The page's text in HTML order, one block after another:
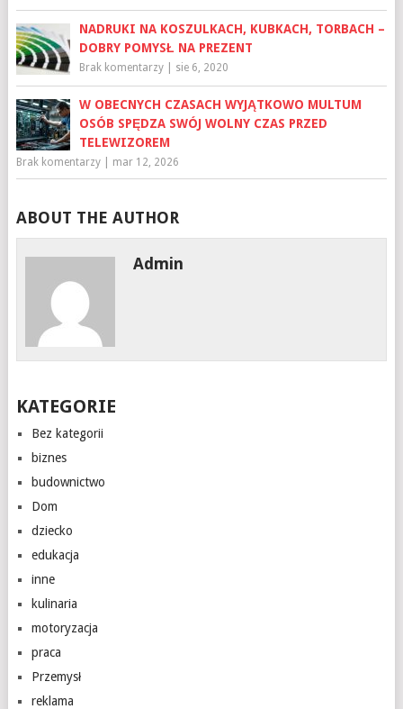
NADRUKI NA KOSZULKACH, KUBKACH, TORBACH –
DOBRY POMYSŁ NA PREZENT
Brak komentarzy| sie 6, 2020
W OBECNYCH CZASACH WYJĄTKOWO MULTUM
OSÓB SPĘDZA SWÓJ WOLNY CZAS PRZED
TELEWIZOREM
Brak komentarzy| mar 12, 2026
ABOUT THE AUTHOR
Admin
KATEGORIE
Bez kategorii
biznes
budownictwo
Dom
dziecko
edukacja
inne
kulinaria
motoryzacja
praca
Przemysł
reklama